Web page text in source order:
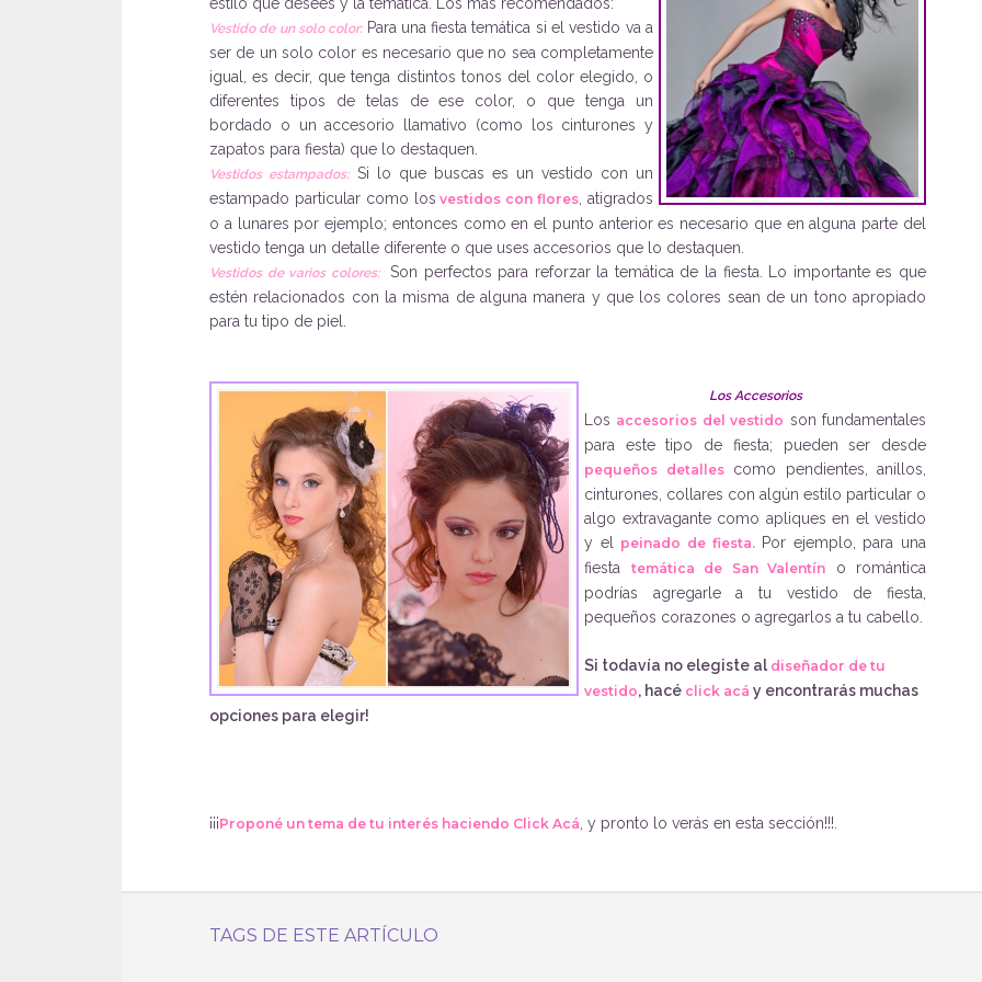
Vestido de un solo color: Para una fiesta temática si el vestido va a
ser de un solo color es necesario que no sea completamente
igual, es decir, que tenga distintos tonos del color elegido, o
diferentes tipos de telas de ese color, o que tenga un
bordado o un accesorio llamativo (como los cinturones y
zapatos para fiesta) que lo destaquen.
Vestidos estampados:Si lo que buscas es un vestido con un
estampado particular como los vestidos con flores , atigrados
o a lunares por ejemplo; entonces como en el punto anterior es necesario que en alguna parte del
vestido tenga un detalle diferente o que uses accesorios que lo destaquen.
Vestidos de varios colores:
Son perfectos para reforzar la temática de la fiesta. Lo importante es que
estén relacionados con la misma de alguna manera y que los colores sean de un tono apropiado
para tu tipo de piel.
Los Accesorios
Los accesorios del vestido son fundamentales
para este tipo de fiesta; pueden ser desde
pequeños detallescomo pendientes, anillos,
cinturones, collares con algún estilo particular o
algo extravagante como apliques en el vestido
y el peinado de fiesta.Por ejemplo, para una
fiesta temática de San Valentín o romántica
podrías agregarle a tu vestido de fiesta,
pequeños corazones o agregarlos a tu cabello.
Si todavía no elegiste al diseñador de tu
vestido, hacé click acá y encontrarás muchas
opciones para elegir!
¡¡¡Proponé un tema de tu interés haciendo Click Acá , y pronto lo verás en esta sección!!!.
TAGS DE ESTE ARTÍCULO